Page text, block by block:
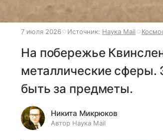
7 июля 2026 Источник: Наука Mail
На побережье
металлические сферы.
быть за предметы.
Никита Микрюков
Автор Наука Mail